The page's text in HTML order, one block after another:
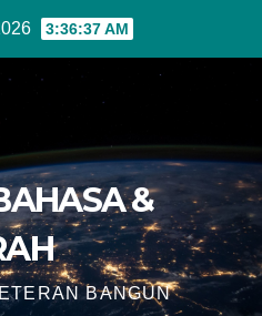
3:36:38 AM
&
BANGUN